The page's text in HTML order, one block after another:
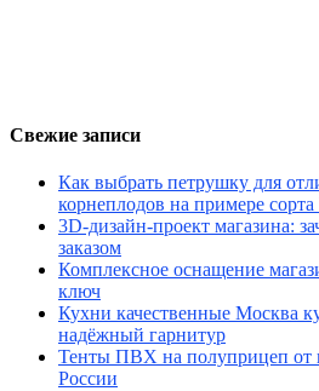
Свежие записи
Как выбрать петрушку для
корнеплодов на примере сорта
3D-дизайн-проект магазина:
заказом
Комплексное оснащение
ключ
Кухни качественные Москва
надёжный гарнитур
Тенты ПВХ на полуприцеп от
России